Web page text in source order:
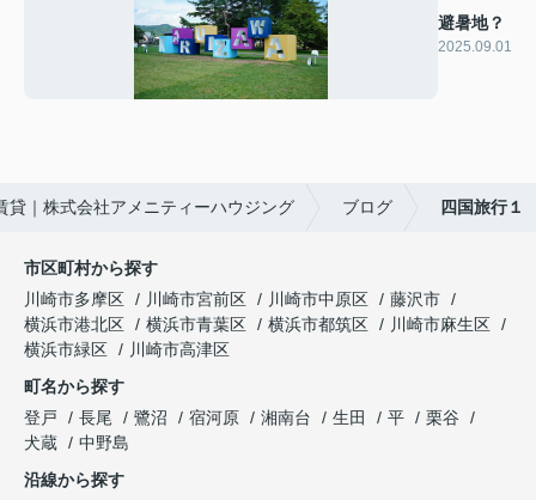
避暑地？
2025.09.01
貸｜株式会社アメニティーハウジング ブログ 四国旅行１
市区町村から探す
川崎市多摩区
川崎市宮前区 川崎市中原区
藤沢市
横浜市港北区
横浜市青葉区 横浜市都筑区
川崎市麻生区
横浜市緑区
川崎市高津区
町名から探す
登戸
長尾 鷺沼 宿河原 湘南台 生田 平
栗谷
犬蔵
中野島
沿線から探す